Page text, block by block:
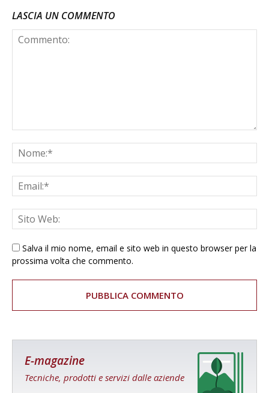
LASCIA UN COMMENTO
Salva il mio nome, email e sito web in questo browser per la
prossima volta che commento.
E-magazine
Tecniche, prodotti e servizi dalle aziende